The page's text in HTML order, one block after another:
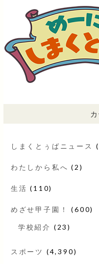
しまくとぅばニュース
わたしから私へ (2)
生活 (110)
めざせ甲子園！ (600)
学校紹介 (23)
スポーツ (4,390)